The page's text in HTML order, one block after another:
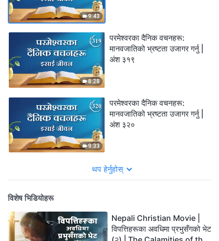
9:43
8:28
परमेश्‍वरका दैनिक वचनहरू:
मानवजातिको भ्रष्टता उजागर गर्नु |
अंश ३१९
9:33
परमेश्‍वरका दैनिक वचनहरू:
मानवजातिको भ्रष्टता उजागर गर्नु |
अंश ३२०
थप हेर्नुहोस्
विशेष भिडियोहरू
Nepali Christian Movie |
विपत्तिहरूका अवधिमा प्रभुसँगको भेट